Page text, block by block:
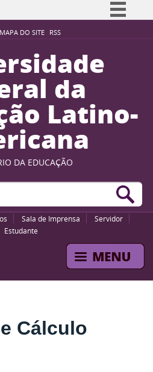
MAPA DO SITE RSS
Simplifique!
Participe
Acesso à informação
Legislação
Canais
da
Latino-
DA EDUCAÇÃO
Sala de Imprensa
Servidor
Estudante
Cálculo